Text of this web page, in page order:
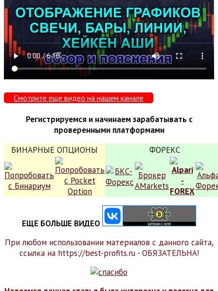
Смотрите еще видео на нашем канале
Регистрируемся и начинаем зарабатывать с
проверенными платформами
БИНАРНЫЕ ОПЦИОНЫ
ФОРЕКС
ЕЩЕ БОЛЬШЕ ВИДЕО
При любом использовании материалов с данного сайта,
ссылка на https://best-profits.ru - ОБЯЗАТЕЛЬНА!